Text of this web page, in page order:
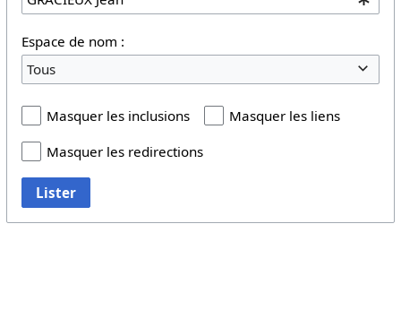
Espace de nom :
Tous
Masquer les inclusions
Masquer les liens
Masquer les redirections
Lister